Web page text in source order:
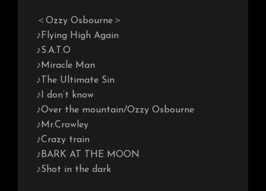
＜Ozzy Osbourne＞
♪Flying High Again
♪S.A.T.O
♪Miracle Man
♪The Ultimate Sin
♪I don’t know
♪Over the mountain/Ozzy Osbourne
♪Mr.Crowley
♪Crazy train
♪BARK AT THE MOON
♪Shot in the dark